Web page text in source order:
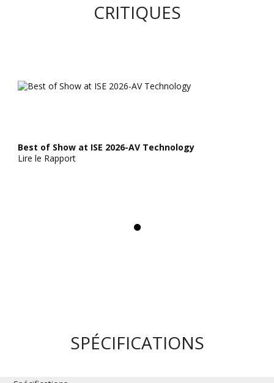
CRITIQUES
Best of Show at ISE 2026-AV Technology
Lire le Rapport
SPÉCIFICATIONS